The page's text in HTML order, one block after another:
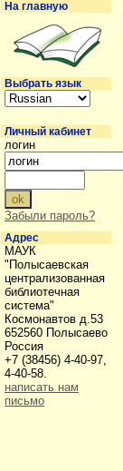
На главную
Выбрать язык
Личный кабинет
логин
Забыли пароль?
Адрес
МАУК
"Полысаевская
централизованная
библиотечная
система"
Космонавтов д.53
652560 Полысаево
Россия
+7 (38456) 4-40-97,
4-40-58.
написать нам
письмо